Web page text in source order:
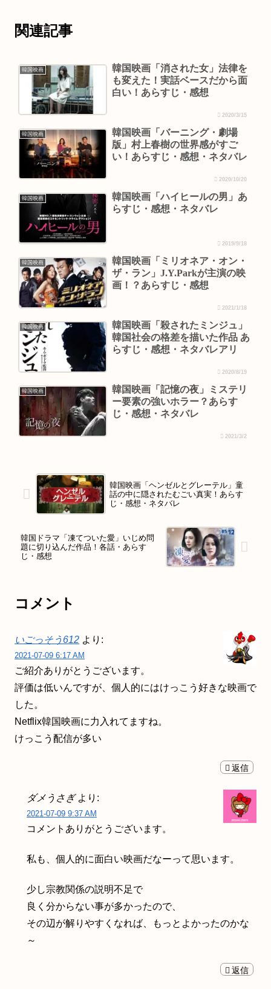
関連記事
韓国映画
韓国映画「消された女」法律を
も変えた！実話ベースだから面
白い！あらすじ・感想
2020/3/15
韓国映画
韓国映画「バーニング・劇場
版」村上春樹の世界感がすご
い！あらすじ・感想・ネタバレ
2020/10/20
韓国映画
韓国映画「ハイヒールの男」あ
らすじ・感想・ネタバレ
2019/9/18
韓国映画
韓国映画「ミリオネア・オン・
ザ・ラン」J.Y.Parkが主演の映
画！？あらすじ・感想
2021/1/18
韓国映画
韓国映画「殺されたミンジュ」
韓国社会の格差を描いた作品 あ
らすじ・感想・ネタバレアリ
2020/8/19
韓国映画
韓国映画「記憶の夜」ミステリ
ー要素の強いホラー？あらす
じ・感想・ネタバレ
2021/3/2
韓国映画「ヘンゼルとグレーテル」童
話の中に隠されたむごい真実！あらす
じ・感想・ネタバレ
韓国ドラマ「凍てついた愛」いじめ問
題に切り込んだ作品！各話・あらす
じ・感想
コメント
いごっそう612 より:
2021-07-09 6:17 AM
ご紹介ありがとうございます。
評価は低いんですが、個人的にはけっこう好きな映画で
した。
Netflix韓国映画に力入れてますね。
けっこう配信が多い
返信
ダメうさぎ より:
2021-07-09 9:37 AM
コメントありがとうございます。
私も、個人的に面白い映画だなーって思います。
少し宗教関係の説明不足で
良く分からない事が多かったので、
その辺が解りやすくなれば、もっとよかったのかな
～
返信